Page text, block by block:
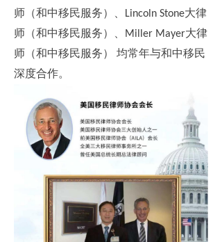
师（和中移民服务）、
Lincoln Stone大律
师（和中移民服务）、
Miller Mayer大律
师（和中移民服务） 均常年与和中移民
深度合作。